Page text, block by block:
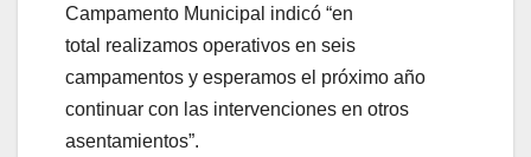
Campamento Municipal indicó “en
total realizamos operativos en seis
campamentos y esperamos el próximo año
continuar con las intervenciones en otros
asentamientos”.